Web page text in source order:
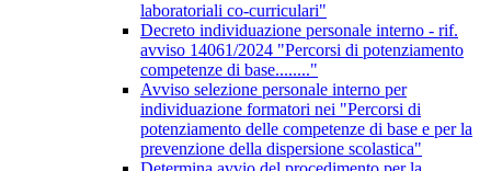
laboratoriali co-curriculari"
Decreto individuazione personale interno - rif.
avviso 14061/2024 "Percorsi di potenziamento
competenze di base........"
Avviso selezione personale interno per
individuazione formatori nei "Percorsi di
potenziamento delle competenze di base e per la
prevenzione della dispersione scolastica"